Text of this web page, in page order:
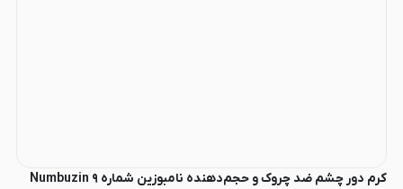
کرم دور چشم ضد چروک و حجم‌دهنده نامبوزین شماره ۹ Numbuzin